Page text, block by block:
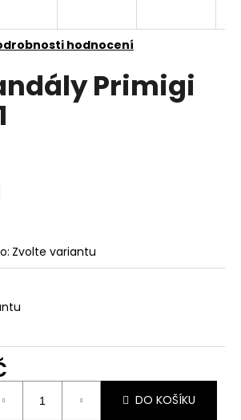
hodnocení
Primigi
Zvolte variantu
DO KOŠÍKU